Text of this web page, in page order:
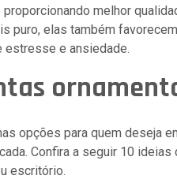
melhor
puro, elas também
e ansiedade.
opções para quem deseja
Confira a seguir 10 ideias
escritório.